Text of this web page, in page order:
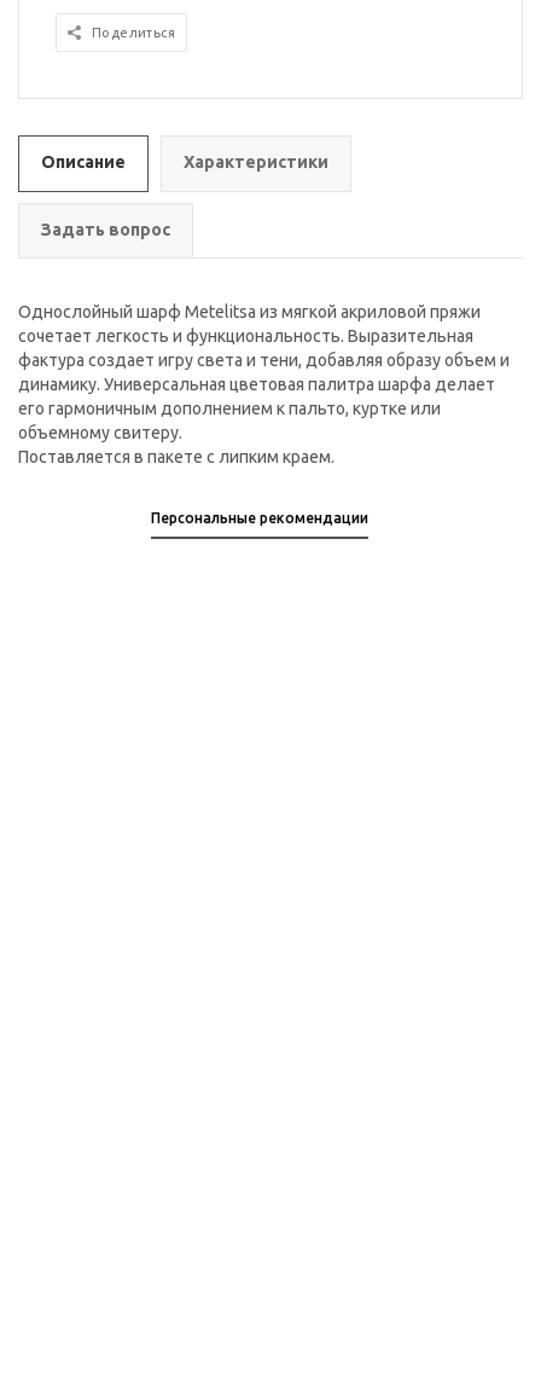
Поделиться
Описание Характеристики
Задать вопрос
Однослойный шарф Metelitsa из мягкой акриловой пряжи
сочетает легкость и функциональность. Выразительная
фактура создает игру света и тени, добавляя образу объем и
динамику. Универсальная цветовая палитра шарфа делает
его гармоничным дополнением к пальто, куртке или
объемному свитеру.
Поставляется в пакете с липким краем.
Персональные рекомендации